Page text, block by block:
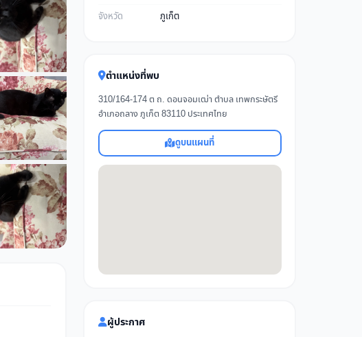
จังหวัด
ภูเก็ต
ตำแหน่งที่พบ
310/164-174 ต ถ. ดอนจอมเฒ่า ตำบล เทพกระษัตรี
อำเภอถลาง ภูเก็ต 83110 ประเทศไทย
ดูบนแผนที่
ผู้ประกาศ